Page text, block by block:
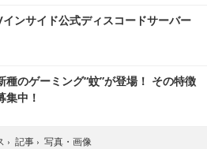
ンサイド公式ディスコードサーバー
種のゲーミング“蚊”が登場！ その特徴
集中！
› 記事 › 写真・画像